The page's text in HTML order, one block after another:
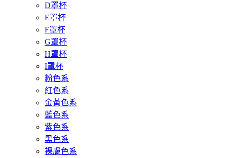
D罩杯
E罩杯
F罩杯
G罩杯
H罩杯
I罩杯
粉色系
紅色系
金黃色系
藍色系
紫色系
黑色系
裸膚色系